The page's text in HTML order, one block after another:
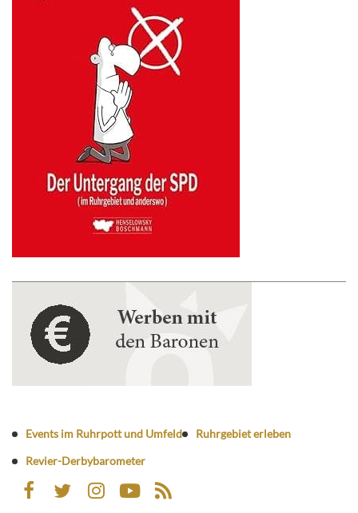
Events im Ruhrpott und Umfeld
Ruhrgebiet erleben
Revier-Derbybarometer